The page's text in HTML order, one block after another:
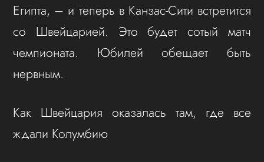
Египта, – и теперь в Канзас-Сити встретится
со Швейцарией. Это будет сотый матч
чемпионата. Юбилей обещает быть
нервным.
Как Швейцария оказалась там, где все
ждали Колумбию